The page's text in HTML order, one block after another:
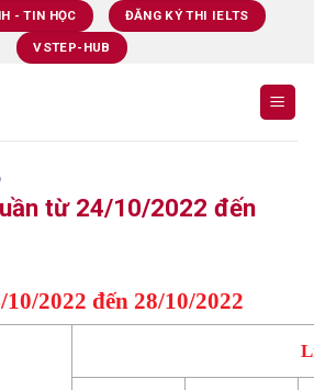
- TIN HỌC ĐĂNG KÝ THI IELTS
VSTEP-HUB
từ 24/10/2022 đến
2022 đến 28/10/2022